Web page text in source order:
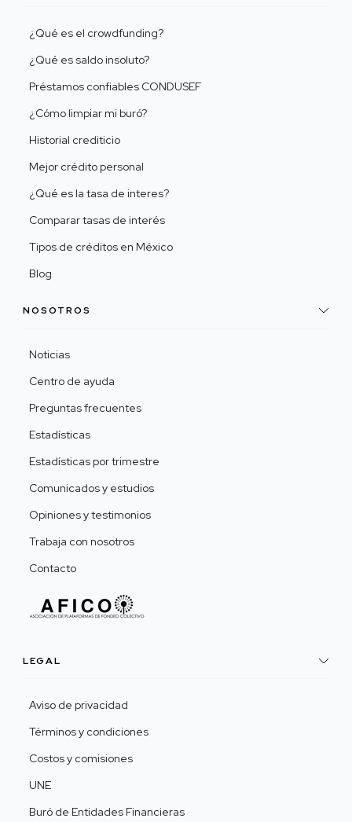
¿Qué es el crowdfunding?
¿Qué es saldo insoluto?
Préstamos confiables CONDUSEF
¿Cómo limpiar mi buró?
Historial crediticio
Mejor crédito personal
¿Qué es la tasa de interes?
Comparar tasas de interés
Tipos de créditos en México
Blog
NOSOTROS
Noticias
Centro de ayuda
Preguntas frecuentes
Estadísticas
Estadísticas por trimestre
Comunicados y estudios
Opiniones y testimonios
Trabaja con nosotros
Contacto
LEGAL
Aviso de privacidad
Términos y condiciones
Costos y comisiones
UNE
Buró de Entidades Financieras